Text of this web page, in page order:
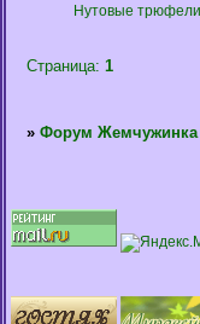
Нутовые
Страница: 1
» Форум Жемчужинка